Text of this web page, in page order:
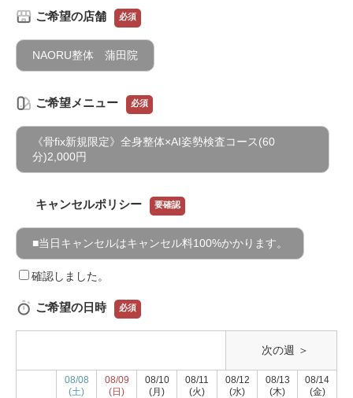
ご希望の店舗 必須
NAORU整体 蒲田院
ご希望メニュー 必須
《骨fix新規限定》全身整体×AI姿勢検査コース(60
分)2,000円
キャンセルポリシー 要確認
■当日キャンセルはキャンセル料100%かかります。
確認しました。
ご希望の日時 必須
次の週 ＞
08/08
(土)
08/09
(日)
08/10
(月)
08/11
(火)
08/12
(水)
08/13
(木)
08/14
(金)